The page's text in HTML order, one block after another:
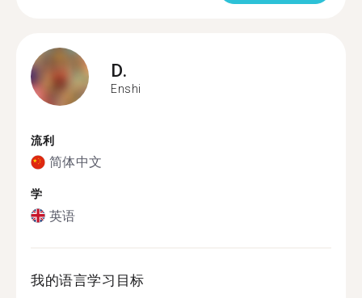
D.
Enshi
流利
简体中文
学
英语
我的语言学习目标